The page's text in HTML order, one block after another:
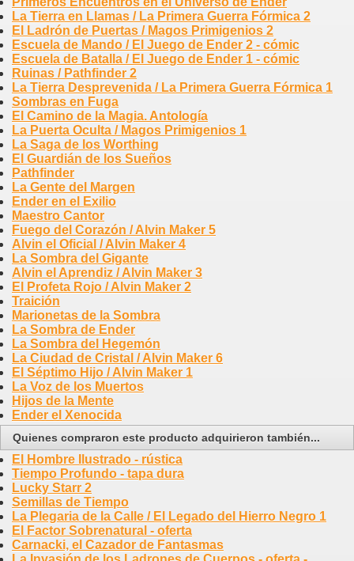
La Tierra en Llamas / La Primera Guerra Fórmica 2
El Ladrón de Puertas / Magos Primigenios 2
Escuela de Mando / El Juego de Ender 2 - cómic
Escuela de Batalla / El Juego de Ender 1 - cómic
Ruinas / Pathfinder 2
La Tierra Desprevenida / La Primera Guerra Fórmica 1
Sombras en Fuga
El Camino de la Magia. Antología
La Puerta Oculta / Magos Primigenios 1
La Saga de los Worthing
El Guardián de los Sueños
Pathfinder
La Gente del Margen
Ender en el Exilio
Maestro Cantor
Fuego del Corazón / Alvin Maker 5
Alvin el Oficial / Alvin Maker 4
La Sombra del Gigante
Alvin el Aprendiz / Alvin Maker 3
El Profeta Rojo / Alvin Maker 2
Traición
Marionetas de la Sombra
La Sombra de Ender
La Sombra del Hegemón
La Ciudad de Cristal / Alvin Maker 6
El Séptimo Hijo / Alvin Maker 1
La Voz de los Muertos
Hijos de la Mente
Ender el Xenocida
Quienes compraron este producto adquirieron también...
El Hombre Ilustrado - rústica
Tiempo Profundo - tapa dura
Lucky Starr 2
Semillas de Tiempo
La Plegaria de la Calle / El Legado del Hierro Negro 1
El Factor Sobrenatural - oferta
Carnacki, el Cazador de Fantasmas